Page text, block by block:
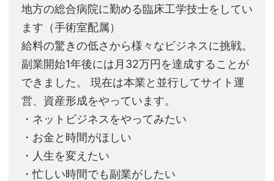
地方の総合病院に勤める臨床工学技士をしてい
ます（手術室配属）
給料の驚きの低さから様々なビジネスに挑戦。
副業開始1年後には月32万円を達成することが
できました。 現在は本業と並行してサイト運
営、資産形成をやっています。
・ネットビジネスをやってみたい
・お金と時間がほしい
・人生を変えたい
・忙しい時間でも副業がしたい